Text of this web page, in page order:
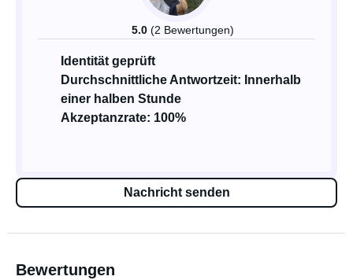
5.0 (2 Bewertungen)
Identität geprüft
Durchschnittliche Antwortzeit: Innerhalb
einer halben Stunde
Akzeptanzrate: 100%
Nachricht senden
Bewertungen